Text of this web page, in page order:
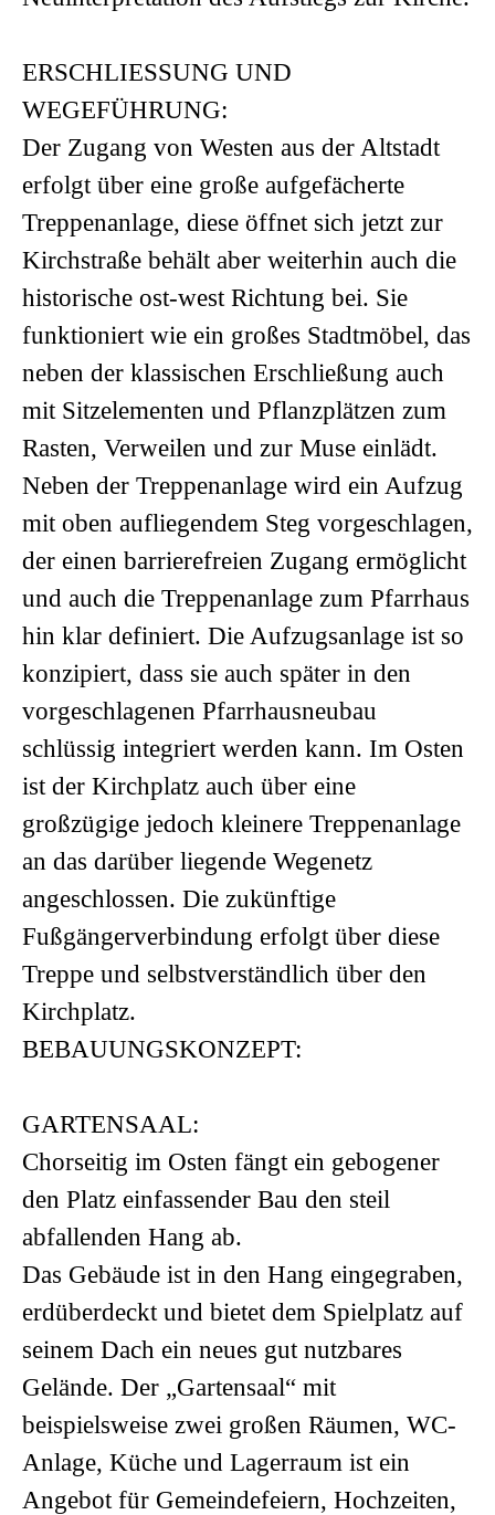
ERSCHLIESSUNG UND
WEGEFÜHRUNG:
Der Zugang von Westen aus der Altstadt
erfolgt über eine große aufgefächerte
Treppenanlage, diese öffnet sich jetzt zur
Kirchstraße behält aber weiterhin auch die
historische ost-west Richtung bei. Sie
funktioniert wie ein großes Stadtmöbel, das
neben der klassischen Erschließung auch
mit Sitzelementen und Pflanzplätzen zum
Rasten, Verweilen und zur Muse einlädt.
Neben der Treppenanlage wird ein Aufzug
mit oben aufliegendem Steg vorgeschlagen,
der einen barrierefreien Zugang ermöglicht
und auch die Treppenanlage zum Pfarrhaus
hin klar definiert. Die Aufzugsanlage ist so
konzipiert, dass sie auch später in den
vorgeschlagenen Pfarrhausneubau
schlüssig integriert werden kann. Im Osten
ist der Kirchplatz auch über eine
großzügige jedoch kleinere Treppenanlage
an das darüber liegende Wegenetz
angeschlossen. Die zukünftige
Fußgängerverbindung erfolgt über diese
Treppe und selbstverständlich über den
Kirchplatz.
BEBAUUNGSKONZEPT:
GARTENSAAL:
Chorseitig im Osten fängt ein gebogener
den Platz einfassender Bau den steil
abfallenden Hang ab.
Das Gebäude ist in den Hang eingegraben,
erdüberdeckt und bietet dem Spielplatz auf
seinem Dach ein neues gut nutzbares
Gelände. Der „Gartensaal“ mit
beispielsweise zwei großen Räumen, WC-
Anlage, Küche und Lagerraum ist ein
Angebot für Gemeindefeiern, Hochzeiten,